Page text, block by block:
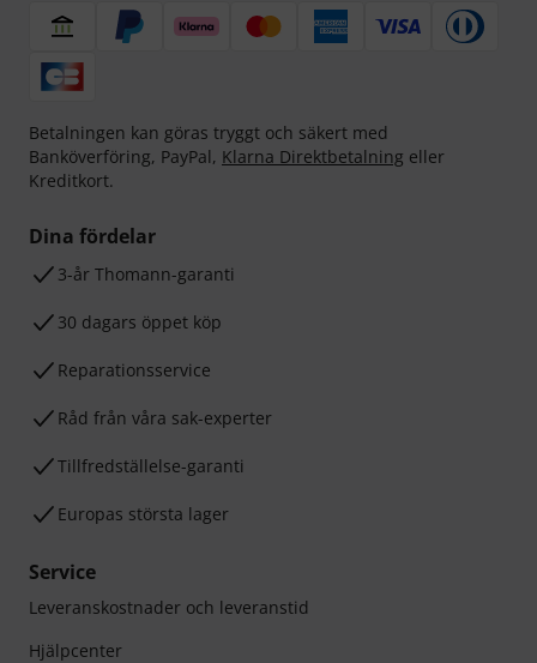
Betalningen kan göras tryggt och säkert med
Banköverföring, PayPal, Klarna Direktbetalning eller
Kreditkort.
Dina fördelar
3-år Thomann-garanti
30 dagars öppet köp
Reparationsservice
Råd från våra sak-experter
Tillfredställelse-garanti
Europas största lager
Service
Leveranskostnader och leveranstid
Hjälpcenter